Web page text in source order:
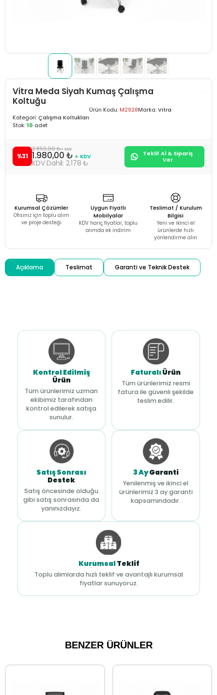
Vitra Meda Siyah Kumaş Çalışma
Koltuğu
Kategori:Çalışma Koltukları
Ürün Kodu: M2928Marka:Vitra
Stok: 10 adet
%31
2.859,00 ₺+ KDV
1.980,00 ₺ + KDV
2.178 ₺
Teklif Al & Sipariş
Ver
Kurumsal Çözümler
Ofisiniz için toplu alım
ve proje desteği
Uygun Fiyatlı
Mobilyalar
KDV hariç fiyatlar, toplu
alımda ek indirim
Teslimat / Kurulum
Bilgisi
Yeni ve ikinci el
ürünlerde hızlı
yönlendirme alın
Açıklama Teslimat Garanti ve Teknik Destek
Kontrol Edilmiş
Ürün
Tüm ürünlerimiz uzman
ekibimiz tarafından
kontrol edilerek satışa
sunulur.
FaturalıÜrün
Tüm ürünlerimiz resmi
fatura ile güvenli şekilde
teslim edilir.
Satış Sonrası
Destek
Satış öncesinde olduğu
gibi satış sonrasında da
yanınızdayız.
3 AyGaranti
Yenilenmiş ve ikinci el
ürünlerimiz 3 ay garanti
kapsamındadır.
KurumsalTeklif
Toplu alımlarda hızlı teklif ve avantajlı kurumsal
fiyatlar sunuyoruz.
BENZER ÜRÜNLER